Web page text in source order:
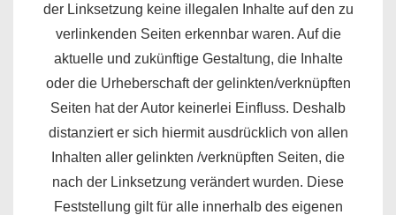
der Linksetzung keine illegalen Inhalte auf den zu
verlinkenden Seiten erkennbar waren. Auf die
aktuelle und zukünftige Gestaltung, die Inhalte
oder die Urheberschaft der gelinkten/verknüpften
Seiten hat der Autor keinerlei Einfluss. Deshalb
distanziert er sich hiermit ausdrücklich von allen
Inhalten aller gelinkten /verknüpften Seiten, die
nach der Linksetzung verändert wurden. Diese
Feststellung gilt für alle innerhalb des eigenen